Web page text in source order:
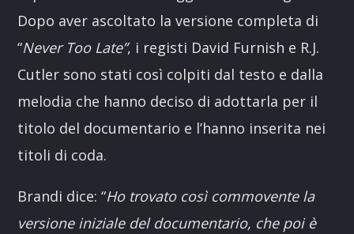
Dopo aver ascoltato la versione completa di
“Never Too Late”, i registi David Furnish e R.J.
Cutler sono stati così colpiti dal testo e dalla
melodia che hanno deciso di adottarla per il
titolo del documentario e l’hanno inserita nei
titoli di coda.
Brandi dice: “Ho trovato così commovente la
versione iniziale del documentario, che poi è